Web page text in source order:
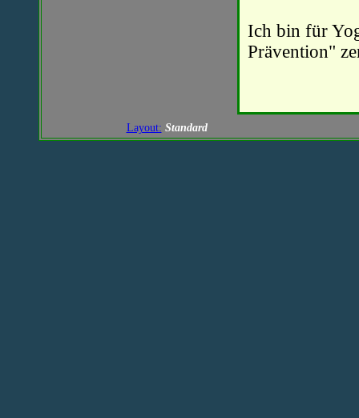
Ich bin für
Prävention"
Layout: Standard